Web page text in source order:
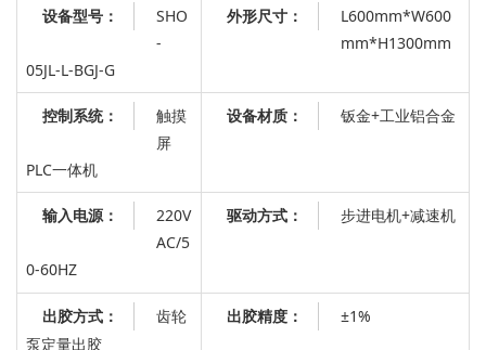
设备型号：
SHO
-
05JL-L-BGJ-G
外形尺寸：
L600mm*W600
mm*H1300mm
控制系统：
触摸
屏
PLC一体机
设备材质： 钣金+工业铝合金
输入电源：
220V
AC/5
0-60HZ
驱动方式： 步进电机+减速机
出胶方式：
齿轮
泵定量出胶
出胶精度： ±1%